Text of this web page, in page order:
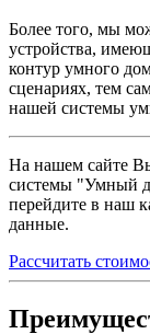
Более того, мы
устройства,
контур умного
сценариях, тем
нашей системы
На нашем сайте
системы "Умный
перейдите в наш
данные.
Рассчитать